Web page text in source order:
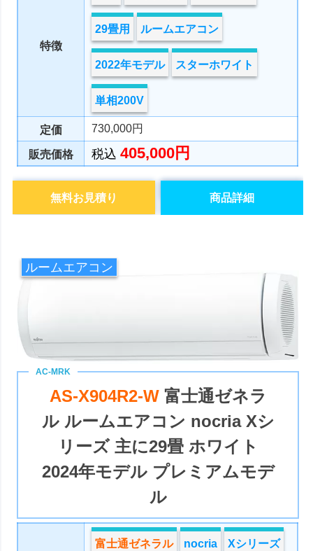
特徴
29畳用 ルームエアコン
2022年モデル スターホワイト
単相200V
定価 730,000円
販売価格 税込405,000円
商品詳細
無料お見積り
ルームエアコン
AS-X904R2-W 富士通ゼネラ
ル ルームエアコン nocria Xシ
リーズ 主に29畳 ホワイト
2024年モデル プレミアムモデ
ル
富士通ゼネラル nocria Xシリーズ